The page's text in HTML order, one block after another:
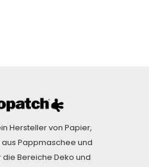
Hersteller von Papier,
Pappmaschee und
Bereiche Deko und